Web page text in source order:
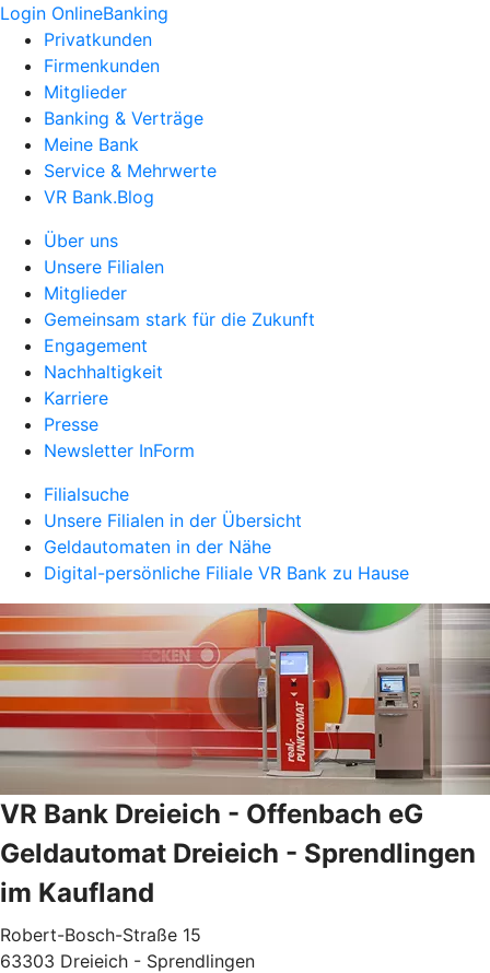
Login OnlineBanking
Privatkunden
Firmenkunden
Mitglieder
Banking & Verträge
Meine Bank
Service & Mehrwerte
VR Bank.Blog
Über uns
Unsere Filialen
Mitglieder
Gemeinsam stark für die Zukunft
Engagement
Nachhaltigkeit
Karriere
Presse
Newsletter InForm
Filialsuche
Unsere Filialen in der Übersicht
Geldautomaten in der Nähe
Digital-persönliche Filiale VR Bank zu Hause
VR Bank Dreieich - Offenbach eG
Geldautomat Dreieich - Sprendlingen
im Kaufland
Robert-Bosch-Straße 15
63303 Dreieich - Sprendlingen